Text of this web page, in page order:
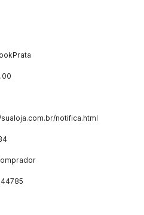
notifica.html